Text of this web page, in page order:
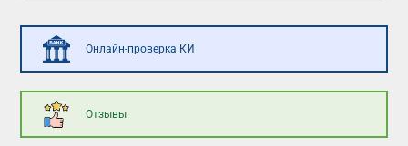
Онлайн-проверка КИ
Отзывы